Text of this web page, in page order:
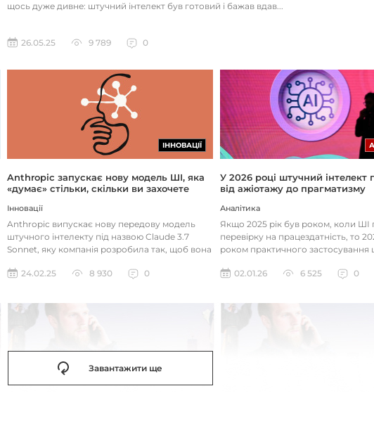
щось дуже дивне: штучний інтелект був готовий і бажав вдав...
26.05.25 9 789 0
ІННОВАЦІЇ
Anthropic запускає нову модель ШІ, яка
«думає» стільки, скільки ви захочете
Інновації
Anthropic випускає нову передову модель
штучного інтелекту під назвою Claude 3.7
Sonnet, яку компанія розробила так, щоб вона
24.02.25
8 930 0
У 2026 році штучний інтелект
від ажіотажу до прагматизму
Аналітика
Якщо 2025 рік був роком, коли
перевірку на працездатність, то
роком практичного застосування
02.01.26
6 525 0
Завантажити ще